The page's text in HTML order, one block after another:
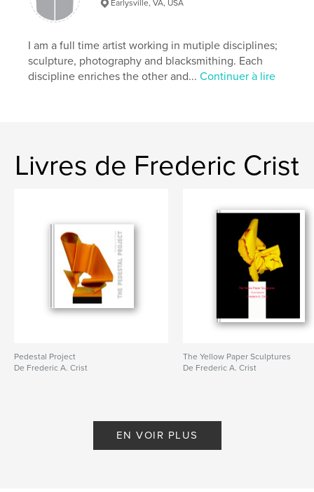
Earlysville, VA, USA
I am a full time artist working in mutiple disciplines;
sculpture, photography and blacksmithing. Each
discipline enriches the other and...Continuer à lire
Livres de Frederic Crist
Pedestal Project
De Frederic A. Crist
The Yellow Paper Sculptures
De Frederic A. Crist
EN VOIR PLUS